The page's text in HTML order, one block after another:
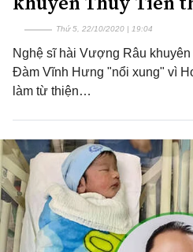
Thứ 5, 22/10/2020 | 19:04
Nghệ sĩ hài Vượng Râu
Đàm Vĩnh Hưng "nổi xung" vì
làm từ thiện…